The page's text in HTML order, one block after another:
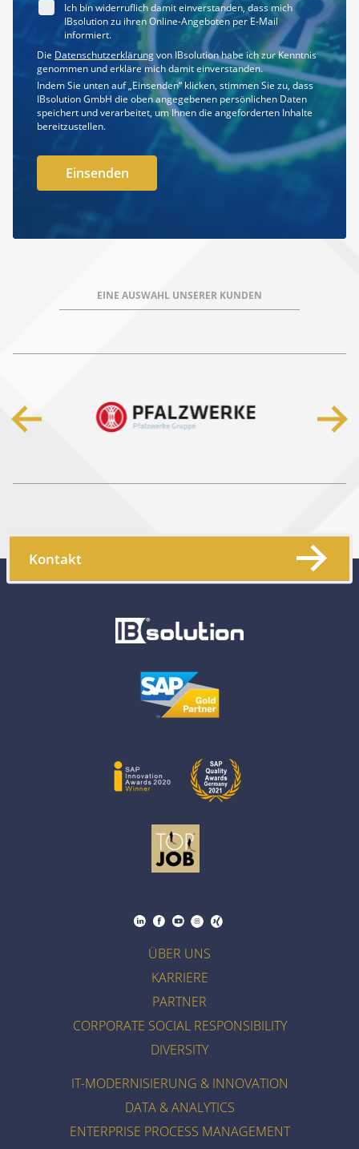
Ich bin widerruflich damit einverstanden, dass mich
IBsolution zu ihren Online-Angeboten per E-Mail
informiert.
Die Datenschutzerklärungvon IBsolution habe ich zur Kenntnis
genommen und erkläre mich damit einverstanden.
Indem Sie unten auf „Einsenden“ klicken, stimmen Sie zu, dass
IBsolution GmbH die oben angegebenen persönlichen Daten
speichert und verarbeitet, um Ihnen die angeforderten Inhalte
bereitzustellen.
EINE AUSWAHL UNSERER KUNDEN
Kontakt
ÜBER UNS
KARRIERE
PARTNER
CORPORATE SOCIAL RESPONSIBILITY
DIVERSITY
IT-MODERNISIERUNG & INNOVATION
DATA & ANALYTICS
ENTERPRISE PROCESS MANAGEMENT